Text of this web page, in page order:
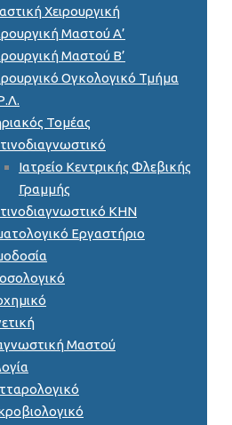
Χειρουργική
Μαστού Α’
Μαστού Β’
Ογκολογικό Τμήμα
Τομέας
Ιατρείο Κεντρικής Φλεβικής
Γραμμής
ΚΗΝ
Εργαστήριο
Μαστού